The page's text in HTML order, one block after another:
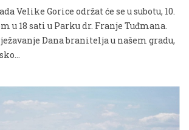
Velike Gorice održat će se u subotu, 10.
u 18 sati u Parku dr. Franje Tuđmana.
Dana branitelja u našem gradu,